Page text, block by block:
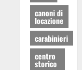
canoni di
locazione
carabinieri
centro
storico